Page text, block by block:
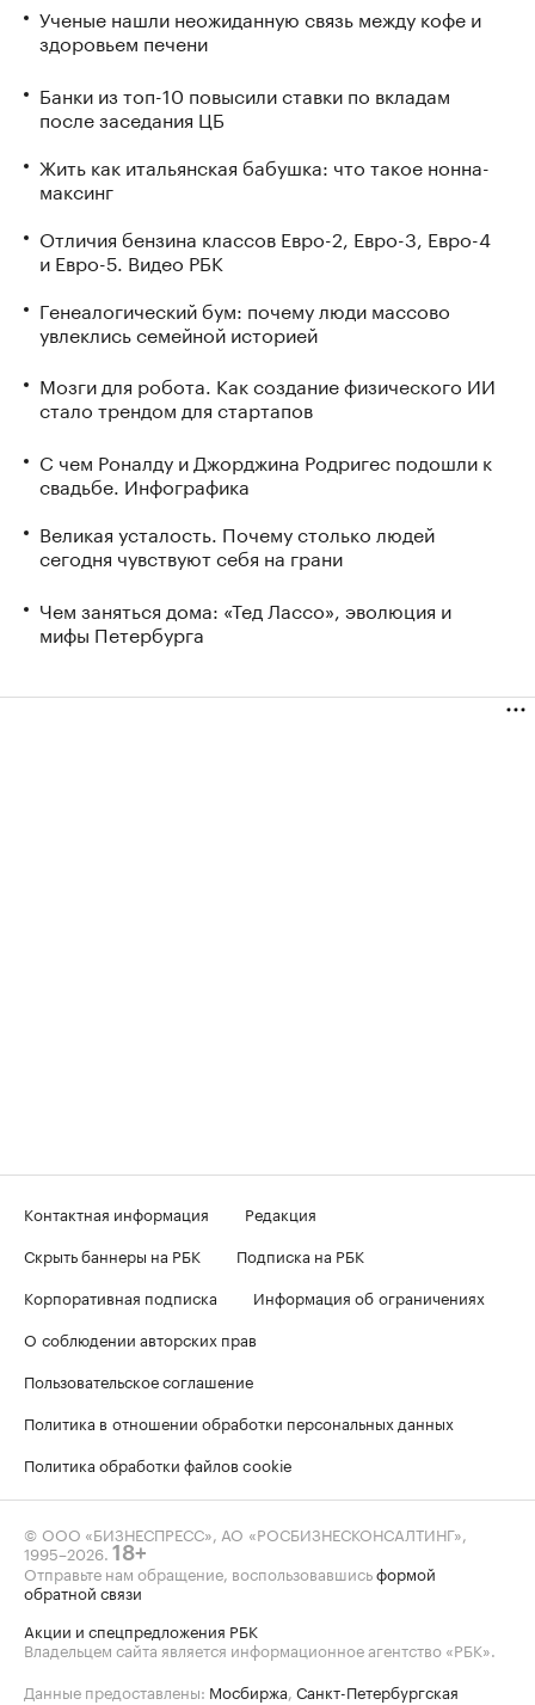
Ученые нашли неожиданную связь между кофе и
здоровьем печени
Банки из топ-10 повысили ставки по вкладам
после заседания ЦБ
Жить как итальянская бабушка: что такое нонна-
максинг
Отличия бензина классов Евро-2, Евро-3, Евро-4
и Евро-5. Видео РБК
Генеалогический бум: почему люди массово
увлеклись семейной историей
Мозги для робота. Как создание физического ИИ
стало трендом для стартапов
С чем Роналду и Джорджина Родригес подошли к
свадьбе. Инфографика
Великая усталость. Почему столько людей
сегодня чувствуют себя на грани
Чем заняться дома: «Тед Лассо», эволюция и
мифы Петербурга
Контактная информация
Редакция
Скрыть баннеры на РБК
Подписка на РБК
Корпоративная подписка
Информация об ограничениях
О соблюдении авторских прав
Пользовательское соглашение
Политика в отношении обработки персональных данных
Политика обработки файлов cookie
© ООО «БИЗНЕСПРЕСС», АО «РОСБИЗНЕСКОНСАЛТИНГ»,
1995–2026. 18+
Отправьте нам обращение, воспользовавшисьформой
обратной связи
Акции и спецпредложения РБК
Владельцем сайта является информационное агентство «РБК».
Данные предоставлены: Мосбиржа, Санкт-Петербургская